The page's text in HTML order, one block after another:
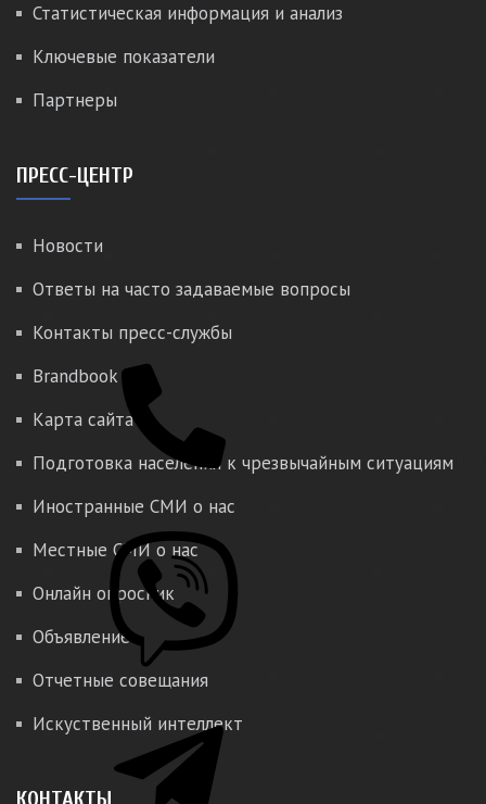
Статистическая информация и анализ
Ключевые показатели
Партнеры
ПРЕСС-ЦЕНТР
Новости
Ответы на часто задаваемые вопросы
Контакты пресс-службы
Brandbook
Карта сайта
Подготовка населения к чрезвычайным ситуациям
Иностранные СМИ о нас
Местные СМИ о нас
Онлайн опросник
Объявление
Отчетные совещания
Искуственный интеллект